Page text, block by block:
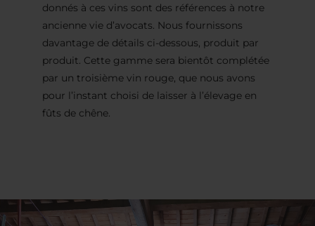
donnés à ces vins sont des références à notre
ancienne vie d’avocats. Nous fournissons
davantage de détails ci-dessous, produit par
produit. Cette gamme sera bientôt complétée
par un troisième vin rouge, que nous avons
pour l’instant choisi de laisser à l’élevage en
fûts de chêne.